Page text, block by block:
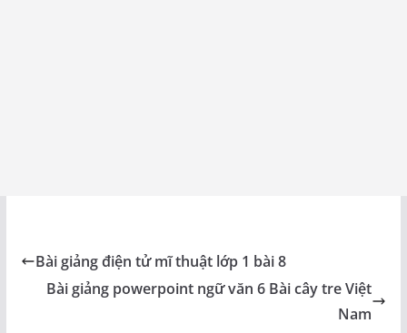
Bài giảng điện tử mĩ thuật lớp 1 bài 8
Bài giảng powerpoint ngữ văn 6 Bài cây tre Việt
Nam